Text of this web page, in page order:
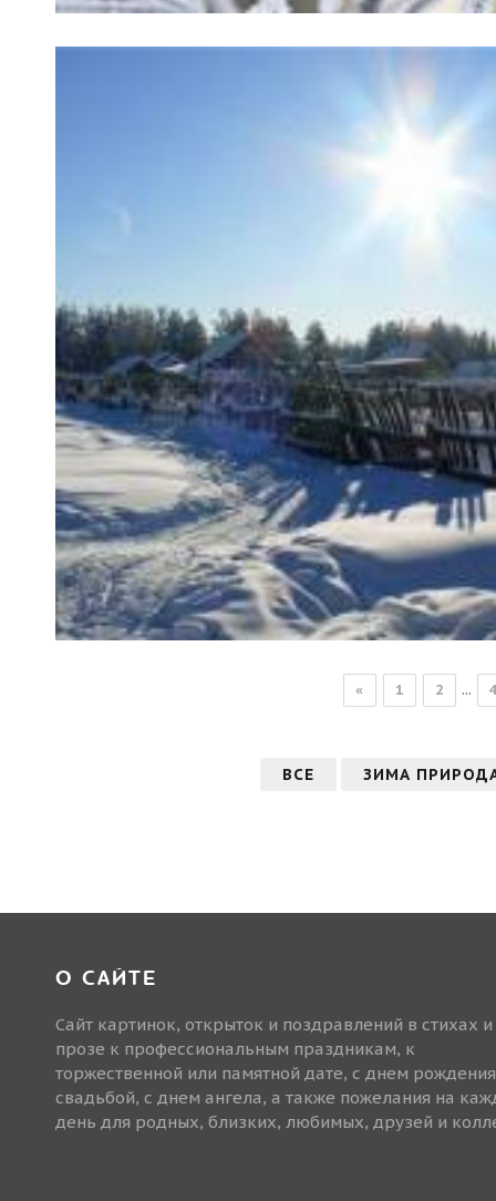
« 1 2 ...
ВСЕ ЗИМА
О САЙТЕ
Сайт картинок, открыток и поздравлений в стихах и
прозе к профессиональным праздникам, к
торжественной или памятной дате, с днем
свадьбой, с днем ангела, а также пожелания на
день для родных, близких, любимых, друзей и